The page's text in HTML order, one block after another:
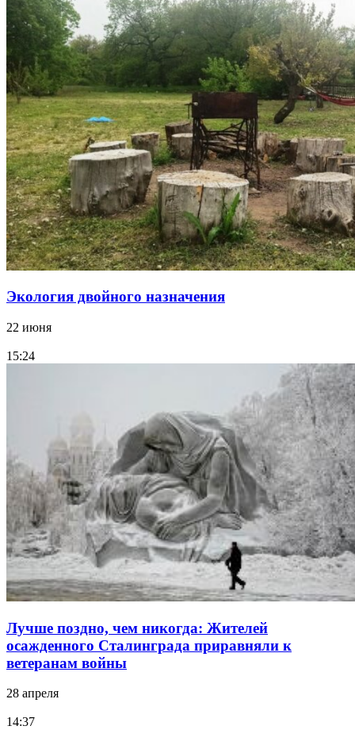
Экология двойного назначения
22 июня
15:24
Лучше поздно, чем никогда: Жителей
осажденного Сталинграда приравняли к
ветеранам войны
28 апреля
14:37